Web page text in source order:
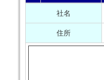
社名
住所